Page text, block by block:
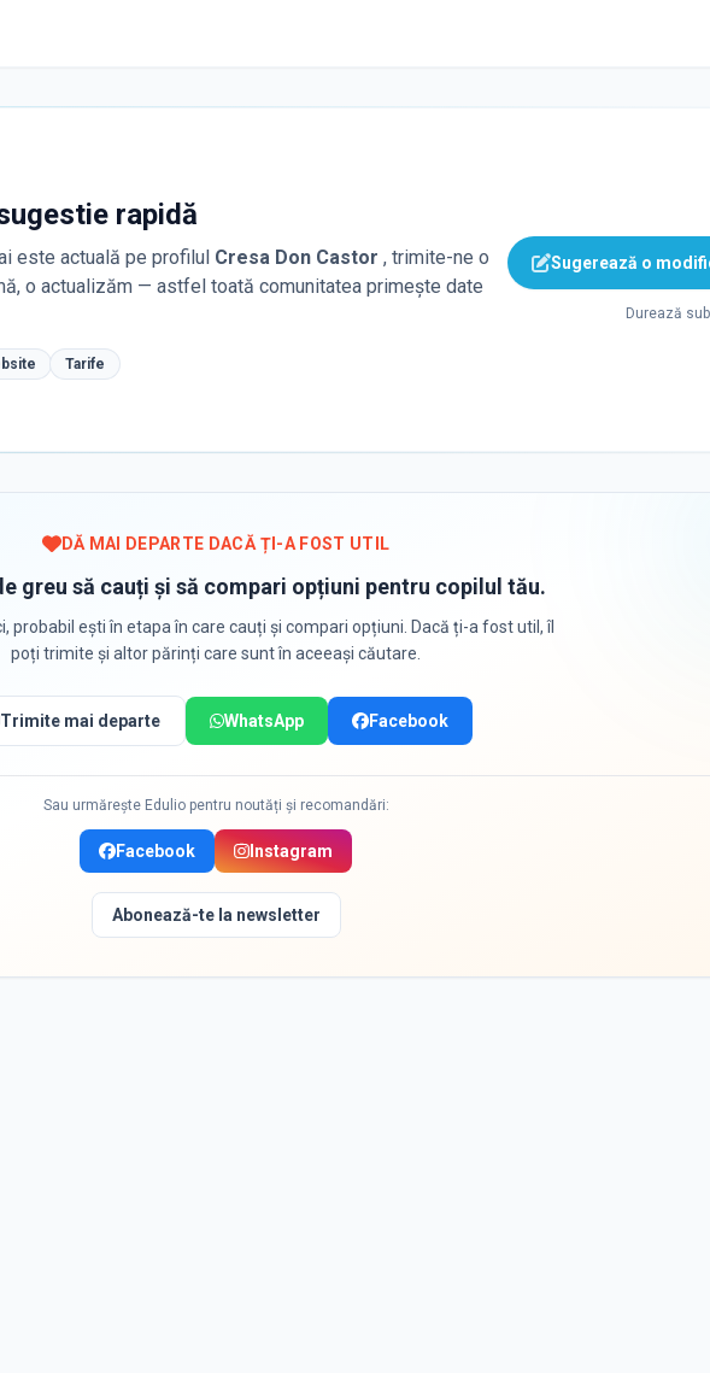
rapidă
este actuală pe profilul Cresa Don Castor , trimite-ne o
o actualizăm — astfel toată comunitatea primește date
Tarife
Sugerează o
Durează
DĂ MAI DEPARTE DACĂ ȚI-A FOST UTIL
greu să cauți și să compari opțiuni pentru copilul tău.
probabil ești în etapa în care cauți și compari opțiuni. Dacă ți-a fost util, îl
poți trimite și altor părinți care sunt în aceeași căutare.
Trimite mai departe WhatsApp Facebook
Sau urmărește Edulio pentru noutăți și recomandări:
Facebook Instagram
Abonează-te la newsletter